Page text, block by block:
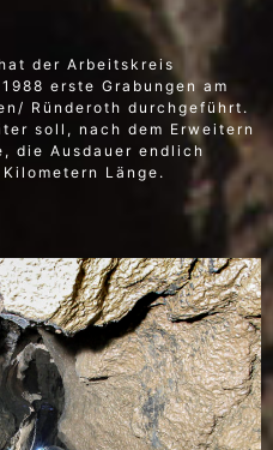
der Arbeitskreis
erste Grabungen am
Ründeroth durchgeführt.
soll, nach dem Erweitern
die Ausdauer endlich
Länge.